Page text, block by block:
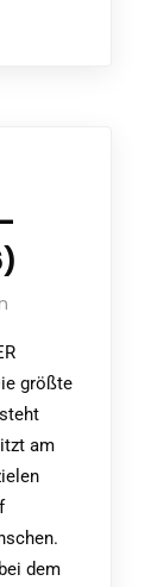
größte
am
dem